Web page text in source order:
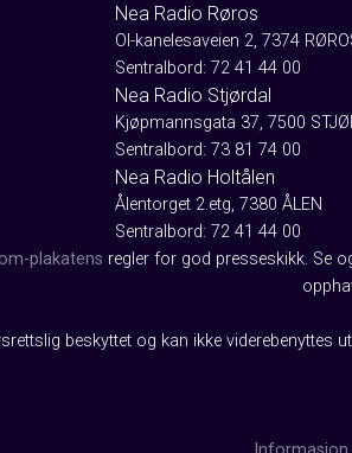
Nea Radio Røros
Ol-kanelesaveien 2, 7374
Sentralbord: 72 41 44 00
Nea Radio Stjørdal
Kjøpmannsgata 37, 7500
Sentralbord: 73 81 74 00
Nea Radio Holtålen
Ålentorget 2.etg, 7380 ÅLEN
Sentralbord: 72 41 44 00
plakatens regler for god presseskikk. Se
beskyttet og kan ikke viderebenyttes